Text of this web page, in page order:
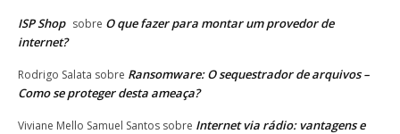
ISP Shop sobre O que fazer para montar um provedor de
internet?
Rodrigo Salata sobre Ransomware: O sequestrador de arquivos –
Como se proteger desta ameaça?
Viviane Mello Samuel Santos sobre Internet via rádio: vantagens e